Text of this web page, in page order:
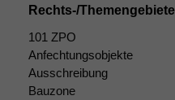
Rechts-/Themengebiete
101 ZPO
Anfechtungsobjekte
Ausschreibung
Bauzone